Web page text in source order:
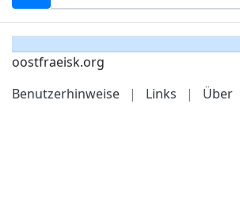
oostfraeisk.org
Benutzerhinweise
| Links | Über